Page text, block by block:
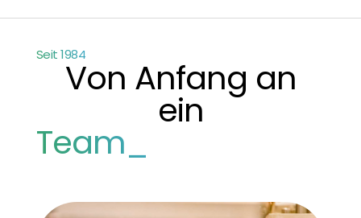
Seit 1984
Von Anfang an
ein
Team_